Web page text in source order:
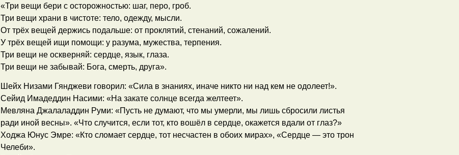
«Три вещи бери с осторожностью: шаг, перо, гроб.
Три вещи храни в чистоте: тело, одежду, мысли.
От трёх вещей держись подальше: от проклятий, стенаний, сожалений.
У трёх вещей ищи помощи: у разума, мужества, терпения.
Три вещи не оскверняй: сердце, язык, глаза.
Три вещи не забывай: Бога, смерть, друга».
Шейх Низами Гянджеви говорил: «Сила в знаниях, иначе никто ни над кем не одолеет!».
Сейид Имадеддин Насими: «На закате солнце всегда желтеет».
Мевляна Джалаладдин Руми: «Пусть не думают, что мы умерли, мы лишь сбросили листья
ради иной весны». «Что случится, если тот, кто вошёл в сердце, окажется вдали от глаз?»
Ходжа Юнус Эмре: «Кто сломает сердце, тот несчастен в обоих мирах», «Сердце — это трон
Челеби».